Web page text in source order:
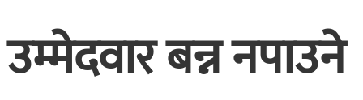
उम्मेदवार बन्न नपाउने